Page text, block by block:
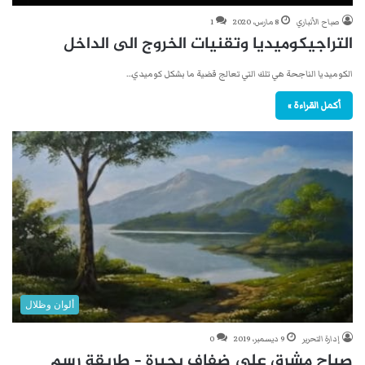
صباح الأنباري 8 مارس، 2020 1
التراجيكوميديا وتقنيات الخروج الى الداخل
الكوميديا الناجحة هي تلك التي تعالج قضية ما بشكل كوميدي…
أكمل القراءة »
ألوان وظلال
إدارة التحرير 9 ديسمبر، 2019 0